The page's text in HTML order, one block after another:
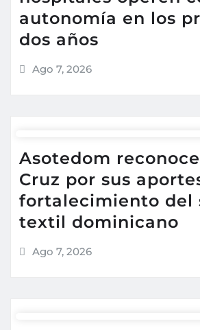
autonomía en los
dos años
Ago 7, 2026
Asotedom
Cruz por sus
fortalecimiento del
textil dominicano
Ago 7, 2026